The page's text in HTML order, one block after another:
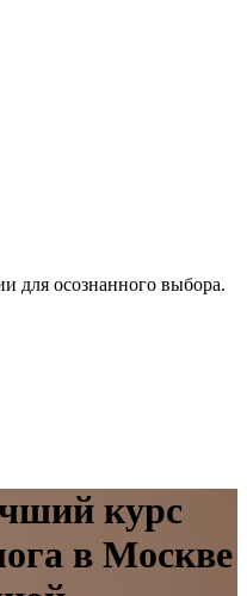
для осознанного выбора.
курс
в Москве